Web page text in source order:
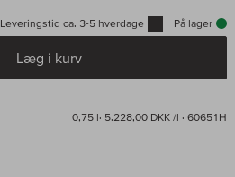
Leveringstid ca. 3-5 hverdage På lager
Læg i kurv
0,75 l· 5.228,00 DKK /l · 60651H